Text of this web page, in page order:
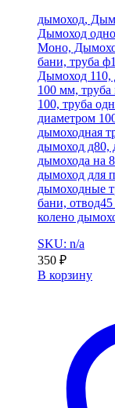
дымоход,
Дымоход
Моно,
бани, труба
Дымоход 110,
100 мм,
100, труба
диаметром
дымоходная
дымоход д80,
дымохода на
дымоход для
дымоходные
бани,
колено
SKU: n/a
350 ₽
В корзину